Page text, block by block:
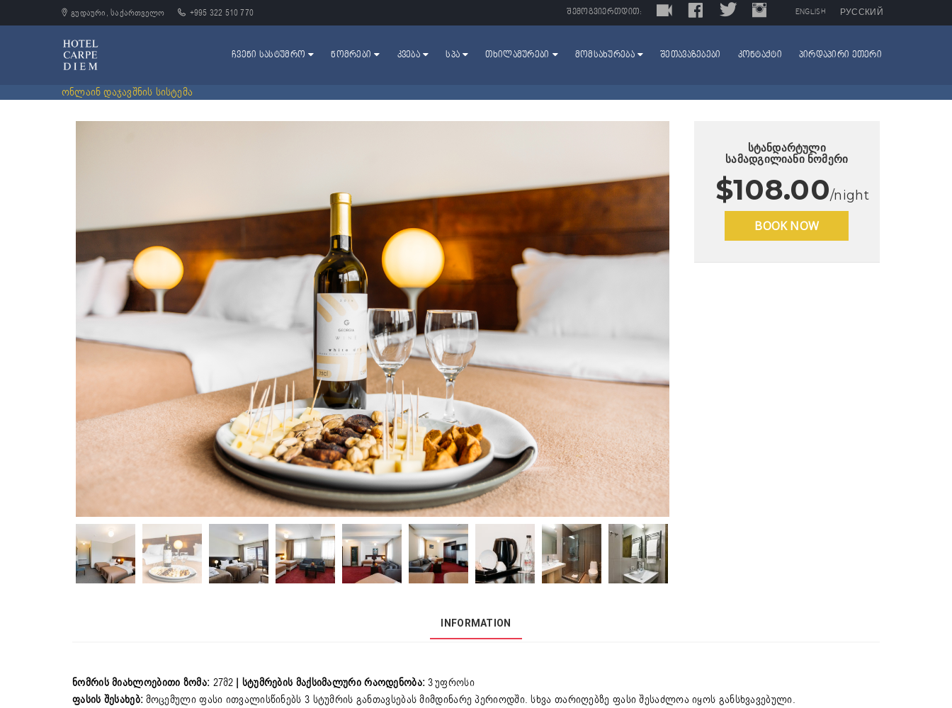
გუდაური, საქართველო +995 322 510 770 ᲨᲔᲛᲝᲒᲕᲘᲔᲠᲗᲓᲘᲗ: FACEBOOK TWITTERINSTAGRAM
TRIPADVISOR
ENGLISH РУССКИЙ
ᲩᲕᲔᲜᲘ ᲡᲐᲡᲢᲣᲛᲠᲝ ᲜᲝᲛᲠᲔᲑᲘ ᲙᲕᲔᲑᲐ ᲡᲞᲐ ᲗᲮᲘᲚᲐᲛᲣᲠᲔᲑᲘ ᲛᲝᲛᲡᲐᲮᲣᲠᲔᲑᲐ ᲨᲔᲗᲐᲕᲐᲖᲔᲑᲔᲑᲘ ᲙᲝᲜᲢᲐᲥᲢᲘ ᲞᲘᲠᲓᲐᲞᲘᲠᲘ ᲔᲗᲔᲠᲘ
ონლაინ დაჯავშნის სისტემა
სტანდარტული
სამადგილიანი ნომერი
$108.00/night
BOOK NOW
INFORMATION
ნომრის მიახლოებითი ზომა: 27მ2 | სტუმრების მაქსიმალური რაოდენობა: 3უფროსი
ფასის შესახებ: მოცემული ფასი ითვალისწინებს 3 სტუმრის განთავსებას მიმდინარე პერიოდში. სხვა თარიღებზე ფასი შესაძლოა იყოს განსხვავებული.